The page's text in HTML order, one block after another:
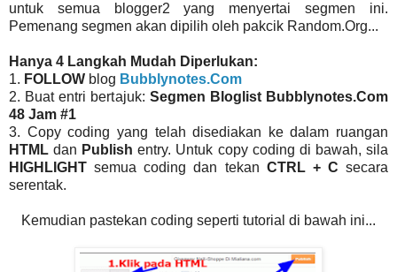
untuk semua blogger2 yang menyertai segmen ini.
Pemenang segmen akan dipilih oleh pakcik Random.Org...
Hanya 4 Langkah Mudah Diperlukan:
1. FOLLOW blog Bubblynotes.Com
2. Buat entri bertajuk: Segmen Bloglist Bubblynotes.Com
48 Jam #1
3. Copy coding yang telah disediakan ke dalam ruangan
HTMLdan Publishentry. Untuk copy coding di bawah, sila
HIGHLIGHTsemua coding dan tekan CTRL + C secara
serentak.
Kemudian pastekan coding seperti tutorial di bawah ini...